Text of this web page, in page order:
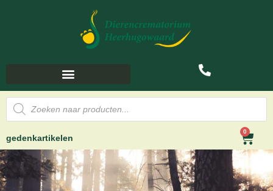
gedenkartikelen
0